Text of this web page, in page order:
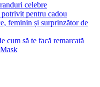
celebre
pentru cadou
feminin și surprinzător de
cum să te facă remarcată